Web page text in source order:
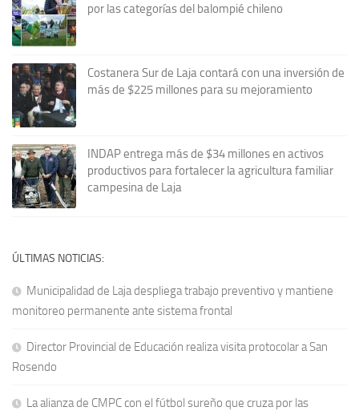
por las categorías del balompié chileno
Costanera Sur de Laja contará con una inversión de
más de $225 millones para su mejoramiento
INDAP entrega más de $34 millones en activos
productivos para fortalecer la agricultura familiar
campesina de Laja
ÚLTIMAS NOTICIAS:
Municipalidad de Laja despliega trabajo preventivo y mantiene
monitoreo permanente ante sistema frontal
Director Provincial de Educación realiza visita protocolar a San
Rosendo
La alianza de CMPC con el fútbol sureño que cruza por las